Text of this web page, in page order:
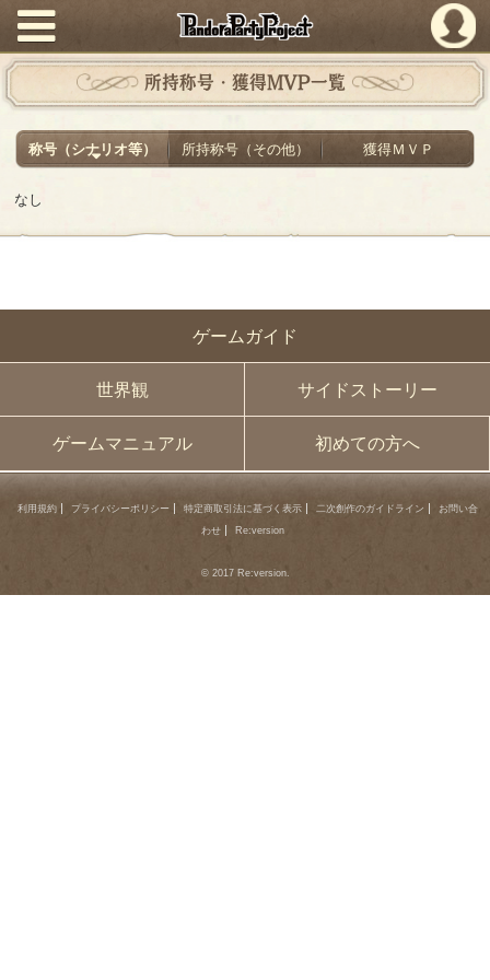
PandoraPartyProject
ゲームガイド
世界観 サイドストーリー
ゲームマニュアル 初めての方へ
所持称号・獲得MVP一覧
称号（シナリオ等） 所持称号（その他） 獲得ＭＶＰ
なし
利用規約 プライバシーポリシー 特定商取引法に基づく表示 二次創作のガイドライン
お問い合
わせ
Re:version
© 2017 Re:version.